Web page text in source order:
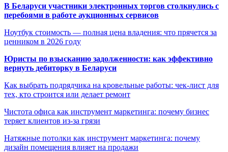
В Беларуси участники электронных торгов столкнулись с
перебоями в работе аукционных сервисов
Ноутбук стоимость — полная цена владения: что прячется за
ценником в 2026 году
Юристы по взысканию задолженности: как эффективно
вернуть дебиторку в Беларуси
Как выбрать подрядчика на кровельные работы: чек-лист для
тех, кто строится или делает ремонт
Чистота офиса как инструмент маркетинга: почему бизнес
теряет клиентов из-за грязи
Натяжные потолки как инструмент маркетинга: почему
дизайн помещения влияет на продажи